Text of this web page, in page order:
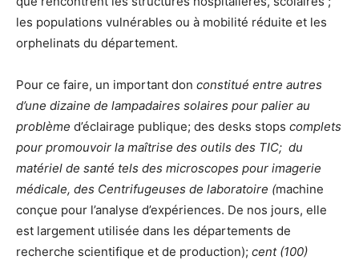
les populations vulnérables ou à mobilité réduite et les
orphelinats du département.
Pour ce faire, un important don constitué entre autres
d’une dizaine de lampadaires solaires pour palier au
problème d’éclairage publique; des desks stops complets
pour promouvoir la maîtrise des outils des TIC; du
matériel de santé tels des microscopes pour imagerie
médicale, des Centrifugeuses de laboratoire (machine
conçue pour l’analyse d’expériences. De nos jours, elle
est largement utilisée dans les départements de
recherche scientifique et de production); cent (100)